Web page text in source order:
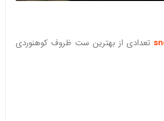
تعدادی از بهترین ست ظروف کوهنوردی